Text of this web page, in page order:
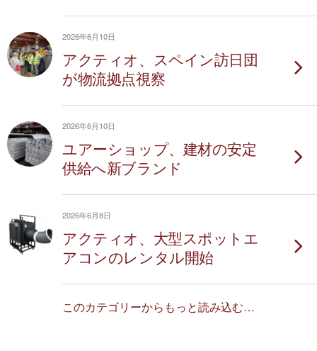
2026年6月10日
アクティオ、スペイン訪日団
が物流拠点視察
2026年6月10日
ユアーショップ、建材の安定
供給へ新ブランド
2026年6月8日
アクティオ、大型スポットエ
アコンのレンタル開始
このカテゴリーからもっと読み込む…